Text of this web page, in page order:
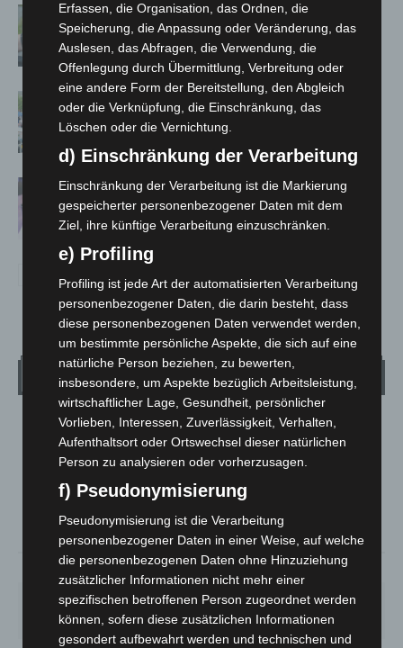
Langenhagen: Autofahrer mit 3,17
Promille aus dem Verkehr gezogen
Blaulichtmeile Langenhagen 2026:
Polizei, Feuerwehr und Rettung
Polizei Langenhagen testet Aufnahme
von Anzeigen per Videochat
Wetter
LANGENHAGEN
13.9°C
13.3
90% 1m/s 84%
SA.
27°
SO.
34°
MO.
27°
DI.
23°
MI.
20
Erfassen, die Organisation, das Ordnen, die
Speicherung, die Anpassung oder Veränderung, das
Auslesen, das Abfragen, die Verwendung, die
Offenlegung durch Übermittlung, Verbreitung oder
eine andere Form der Bereitstellung, den Abgleich
oder die Verknüpfung, die Einschränkung, das
Löschen oder die Vernichtung.
d) Einschränkung der Verarbeitung
Einschränkung der Verarbeitung ist die Markierung
gespeicherter personenbezogener Daten mit dem
Ziel, ihre künftige Verarbeitung einzuschränken.
e) Profiling
Profiling ist jede Art der automatisierten Verarbeitung
personenbezogener Daten, die darin besteht, dass
diese personenbezogenen Daten verwendet werden,
um bestimmte persönliche Aspekte, die sich auf eine
natürliche Person beziehen, zu bewerten,
insbesondere, um Aspekte bezüglich Arbeitsleistung,
wirtschaftlicher Lage, Gesundheit, persönlicher
Vorlieben, Interessen, Zuverlässigkeit, Verhalten,
Aufenthaltsort oder Ortswechsel dieser natürlichen
Person zu analysieren oder vorherzusagen.
f) Pseudonymisierung
Pseudonymisierung ist die Verarbeitung
personenbezogener Daten in einer Weise, auf welche
die personenbezogenen Daten ohne Hinzuziehung
zusätzlicher Informationen nicht mehr einer
spezifischen betroffenen Person zugeordnet werden
können, sofern diese zusätzlichen Informationen
gesondert aufbewahrt werden und technischen und